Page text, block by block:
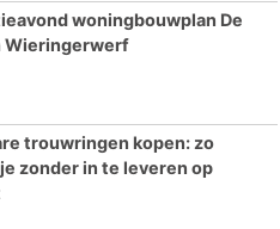
woningbouwplan De
Wieringerwerf
trouwringen kopen: zo
zonder in te leveren op